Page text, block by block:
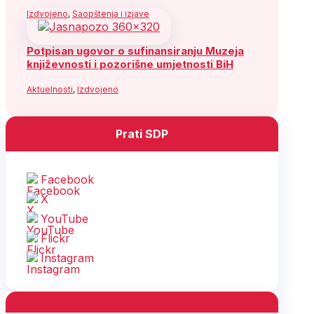
Izdvojeno, Saopštenja i izjave
Potpisan ugovor o sufinansiranju Muzeja
književnosti i pozorišne umjetnosti BiH
Aktuelnosti, Izdvojeno
Prati SDP
Facebook
X
YouTube
Flickr
Instagram